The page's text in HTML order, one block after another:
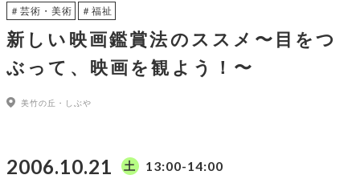
＃芸術・美術 ＃福祉
新しい映画鑑賞法のススメ〜目をつ
ぶって、映画を観よう！〜
美竹の丘・しぶや
2006.10.21 土 13:00-14:00